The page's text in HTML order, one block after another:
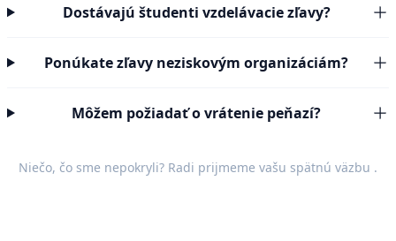
Dostávajú študenti vzdelávacie zľavy?
Ponúkate zľavy neziskovým organizáciám?
Môžem požiadať o vrátenie peňazí?
Niečo, čo sme nepokryli? Radi prijmeme vašu spätnú väzbu .